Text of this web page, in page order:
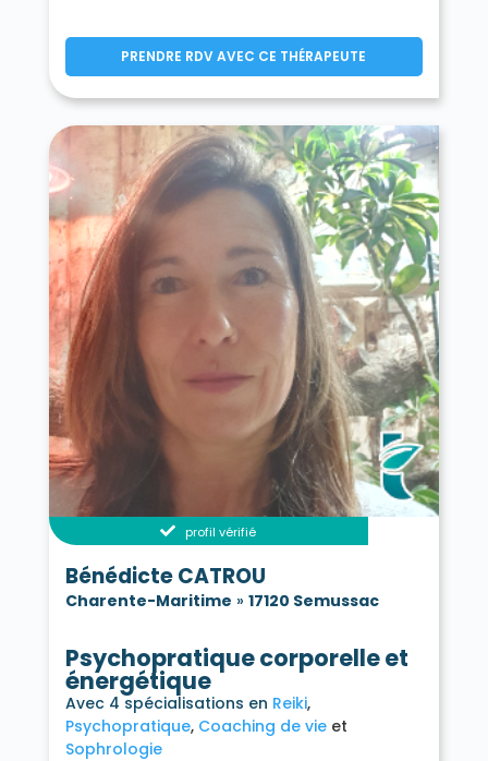
PRENDRE RDV AVEC CE THÉRAPEUTE
profil vérifié
Bénédicte CATROU
Charente-Maritime » 17120 Semussac
Psychopratique corporelle et
énergétique
Avec 4 spécialisations en Reiki
Psychopratique Coaching de vie
Sophrologie